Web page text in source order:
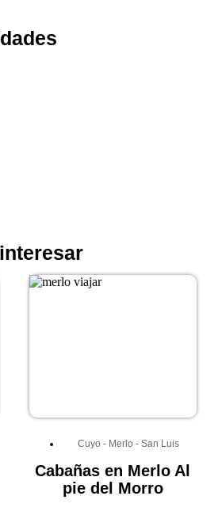
Cuyo - Merlo -San Luis
Cabañas en Merlo Al
pie del Morro